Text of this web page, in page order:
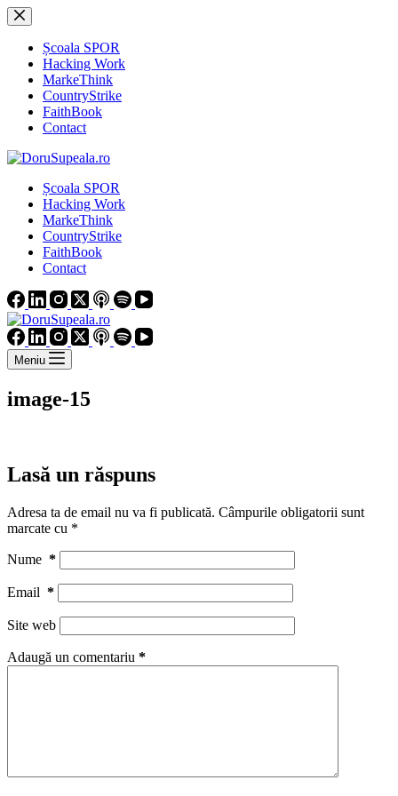
Sari
la
conținutȘcoala SPOR
Hacking Work
MarkeThink
CountryStrike
FaithBook
Contact
Școala SPOR
Hacking Work
MarkeThink
CountryStrike
FaithBook
Contact
Meniu
image-15
Lasă un răspuns
Adresa ta de email nu va fi publicată. Câmpurile obligatorii sunt
marcate cu *
Nume *
Email *
Site web
Adaugă un comentariu *